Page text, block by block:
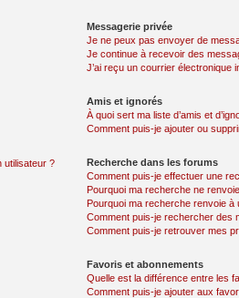
utilisateur ?
Messagerie privée
Je ne peux pas envoyer de
Je continue à recevoir des
J’ai reçu un courrier électronique
Amis et ignorés
À quoi sert ma liste d’amis et
Comment puis-je ajouter ou
Recherche dans les forums
Comment puis-je effectuer une
Pourquoi ma recherche ne
Pourquoi ma recherche renvoie à
Comment puis-je rechercher des
Comment puis-je retrouver mes
Favoris et abonnements
Quelle est la différence entre les
Comment puis-je ajouter aux